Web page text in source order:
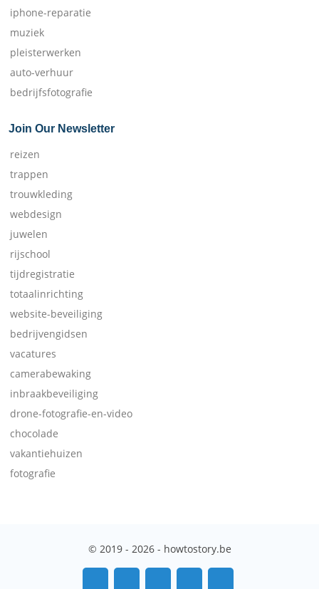
iphone-reparatie
muziek
pleisterwerken
auto-verhuur
bedrijfsfotografie
Join Our Newsletter
reizen
trappen
trouwkleding
webdesign
juwelen
rijschool
tijdregistratie
totaalinrichting
website-beveiliging
bedrijvengidsen
vacatures
camerabewaking
inbraakbeveiliging
drone-fotografie-en-video
chocolade
vakantiehuizen
fotografie
© 2019 - 2026 - howtostory.be